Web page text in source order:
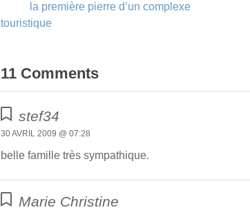
la première pierre d’un complexe
touristique
11 Comments
stef34
30 AVRIL 2009 @ 07:28
belle famille très sympathique.
Marie Christine